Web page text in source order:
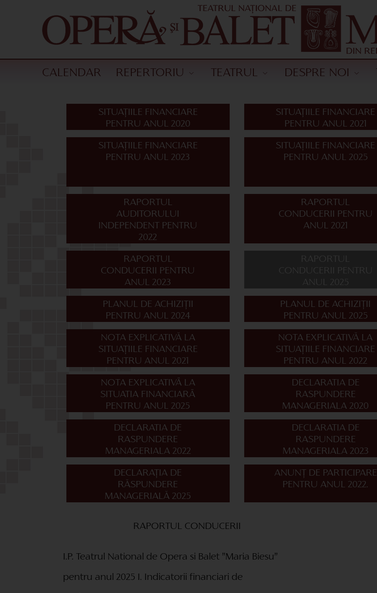
CALENDAR REPERTORIU TEATRUL DESPRE NOI
SITUAȚIILE FINANCIARE
PENTRU ANUL 2020
SITUAȚIILE FINANCIARE
PENTRU ANUL 2021
SITUAȚIILE FINANCIARE
PENTRU ANUL 2023
SITUAȚIILE FINANCIARE
PENTRU ANUL 2025
RAPORTUL
AUDITORULUI
INDEPENDENT PENTRU
2022
RAPORTUL
CONDUCERII PENTRU
ANUL 2021
RAPORTUL
CONDUCERII PENTRU
ANUL 2023
RAPORTUL
CONDUCERII PENTRU
ANUL 2025
PLANUL DE ACHIZIȚII
PENTRU ANUL 2024
PLANUL DE ACHIZIȚII
PENTRU ANUL 2025
NOTA EXPLICATIVĂ LA
SITUAȚIILE FINANCIARE
PENTRU ANUL 2021
NOTA EXPLICATIVĂ LA
SITUAȚIILE FINANCIARE
PENTRU ANUL 2022
NOTA EXPLICATIVÄ LA
SITUATIA FINANCIARÄ
PENTRU ANUL 2025
DECLARATIA DE
RASPUNDERE
MANAGERIALA 2020
DECLARATIA DE
RASPUNDERE
MANAGERIALA 2022
DECLARATIA DE
RASPUNDERE
MANAGERIALA 2023
DECLARAȚIA DE
RĂSPUNDERE
MANAGERIALĂ 2025
ANUNŢ DE PARTICIPARE
PENTRU ANUL 2022.
RAPORTUL CONDUCERII
I.P. Teatrul National de Opera si Balet ”Maria Biesu”
pentru anul 2025 I. Indicatorii financiari de